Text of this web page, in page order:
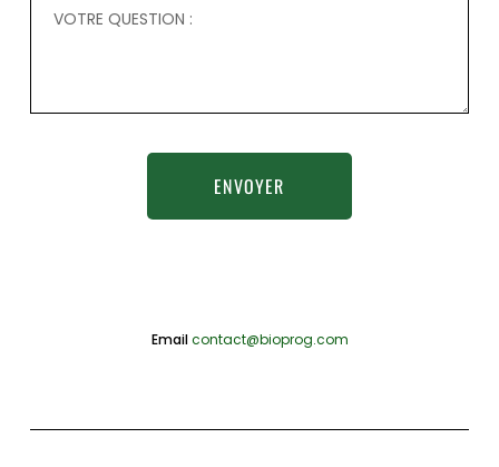
ENVOYER
Emailcontact@bioprog.com